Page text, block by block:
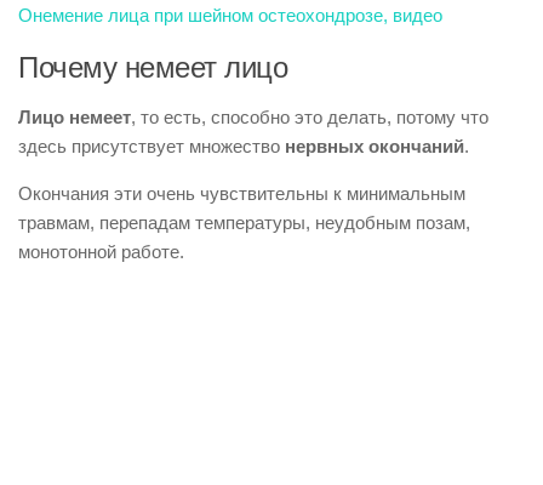
Онемение лица при шейном остеохондрозе, видео
Почему немеет лицо
Лицо немеет, то есть, способно это делать, потому что
здесь присутствует множество нервных окончаний.
Окончания эти очень чувствительны к минимальным
травмам, перепадам температуры, неудобным позам,
монотонной работе.